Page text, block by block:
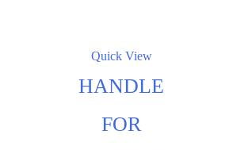
Quick View
HANDLE
FOR